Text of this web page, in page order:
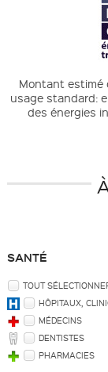
Montant estimé
usage standard:
des énergies
SANTÉ
TOUT
HÔPITAUX,
MÉDECINS
DENTISTES
PHARMACIES